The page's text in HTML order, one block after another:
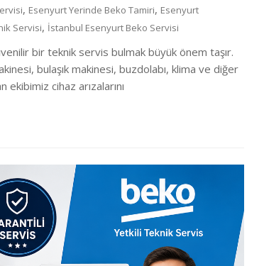
, Esenyurt Yerinde Beko Tamiri, Esenyurt
Servisi, İstanbul Esenyurt Beko Servisi
bir teknik servis bulmak büyük önem taşır.
bulaşık makinesi, buzdolabı, klima ve diğer
cihaz arızalarını